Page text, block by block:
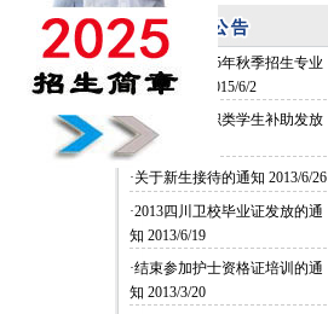
·四川卫校2015年秋季招生专业
和名额确定
2015/6/2
·四川卫校中职类学生补助发放
2014/6/26
·关于新生接待的通知 2013/6/26
·2013四川卫校毕业证发放的通
知 2013/6/19
·结束参加护士资格证培训的通
知 2013/3/20